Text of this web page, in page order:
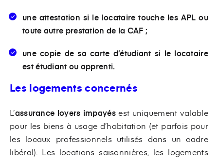
une attestation si le locataire touche les APL ou
toute autre prestation de la CAF ;
une copie de sa carte d’étudiant si le locataire
est étudiant ou apprenti.
Les logements concernés
L’assurance loyers impayésest uniquement valable
pour les biens à usage d’habitation (et parfois pour
les locaux professionnels utilisés dans un cadre
libéral). Les locations saisonnières, les logements